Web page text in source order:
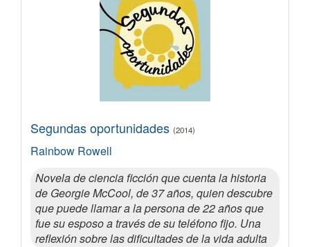
Segundas oportunidades (2014)
Rainbow Rowell
Novela de ciencia ficción que cuenta la historia
de Georgie McCool, de 37 años, quien descubre
que puede llamar a la persona de 22 años que
fue su esposo a través de su teléfono fijo. Una
reflexión sobre las dificultades de la vida adulta